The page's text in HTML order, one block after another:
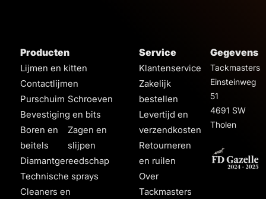
Producten
Lijmen en kitten
Contactlijmen
Purschuim Schroeven
Bevestiging en bits
Boren en
beitels
Zagen en
slijpen
Diamantgereedschap
Technische sprays
Cleaners en
Service
Klantenservice
Zakelijk
bestellen
Levertijd en
verzendkosten
Retourneren
en ruilen
Over
Tackmasters
Gegevens
Tackmasters
Einsteinweg
51
4691 SW
Tholen